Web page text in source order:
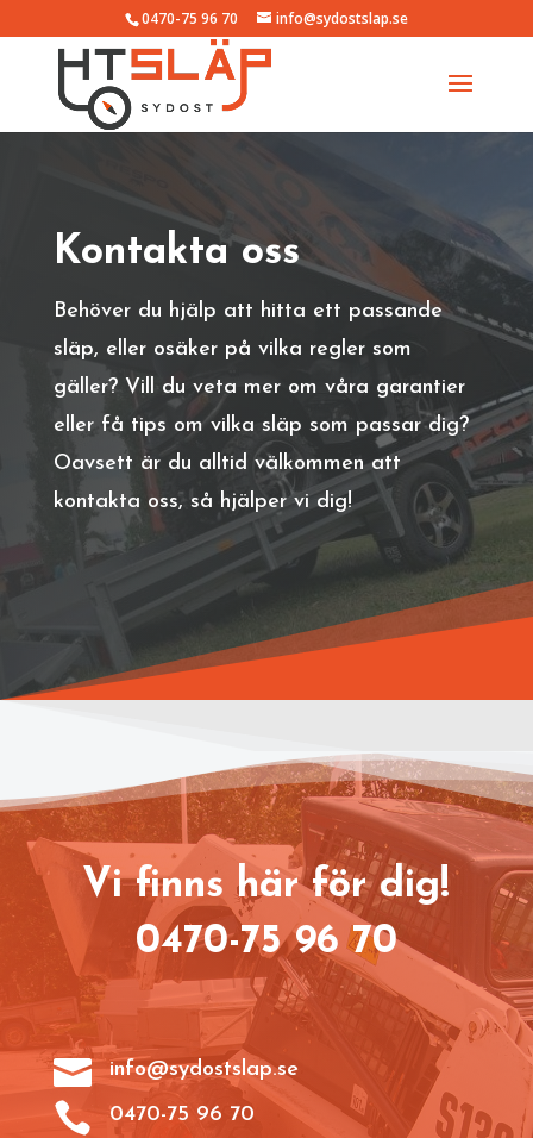
0470-75 96 70 info@sydostslap.se
Kontakta oss
Behöver du hjälp att hitta ett passande
släp, eller osäker på vilka regler som
gäller? Vill du veta mer om våra garantier
eller få tips om vilka släp som passar dig?
Oavsett är du alltid välkommen att
kontakta oss, så hjälper vi dig!
Vi finns här för dig!
0470-75 96 70
 info@sydostslap.se
 0470-75 96 70